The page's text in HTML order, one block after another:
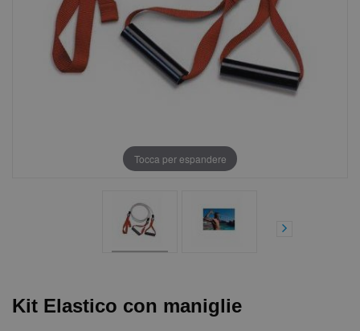
Tocca per espandere
Kit Elastico con maniglie